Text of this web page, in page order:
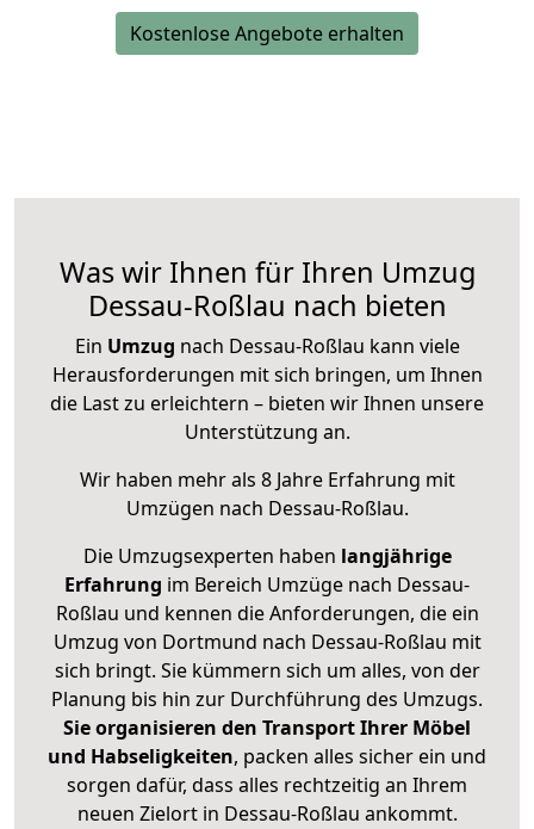
Kostenlose Angebote erhalten
Was wir Ihnen für Ihren Umzug
Dessau-Roßlau nach bieten
Ein Umzug nach Dessau-Roßlau kann viele
Herausforderungen mit sich bringen, um Ihnen
die Last zu erleichtern – bieten wir Ihnen unsere
Unterstützung an.
Wir haben mehr als 8 Jahre Erfahrung mit
Umzügen nach Dessau-Roßlau.
Die Umzugsexperten haben langjährige
Erfahrung im Bereich Umzüge nach Dessau-
Roßlau und kennen die Anforderungen, die ein
Umzug von Dortmund nach Dessau-Roßlau mit
sich bringt. Sie kümmern sich um alles, von der
Planung bis hin zur Durchführung des Umzugs.
Sie organisieren den Transport Ihrer Möbel
und Habseligkeiten, packen alles sicher ein und
sorgen dafür, dass alles rechtzeitig an Ihrem
neuen Zielort in Dessau-Roßlau ankommt.